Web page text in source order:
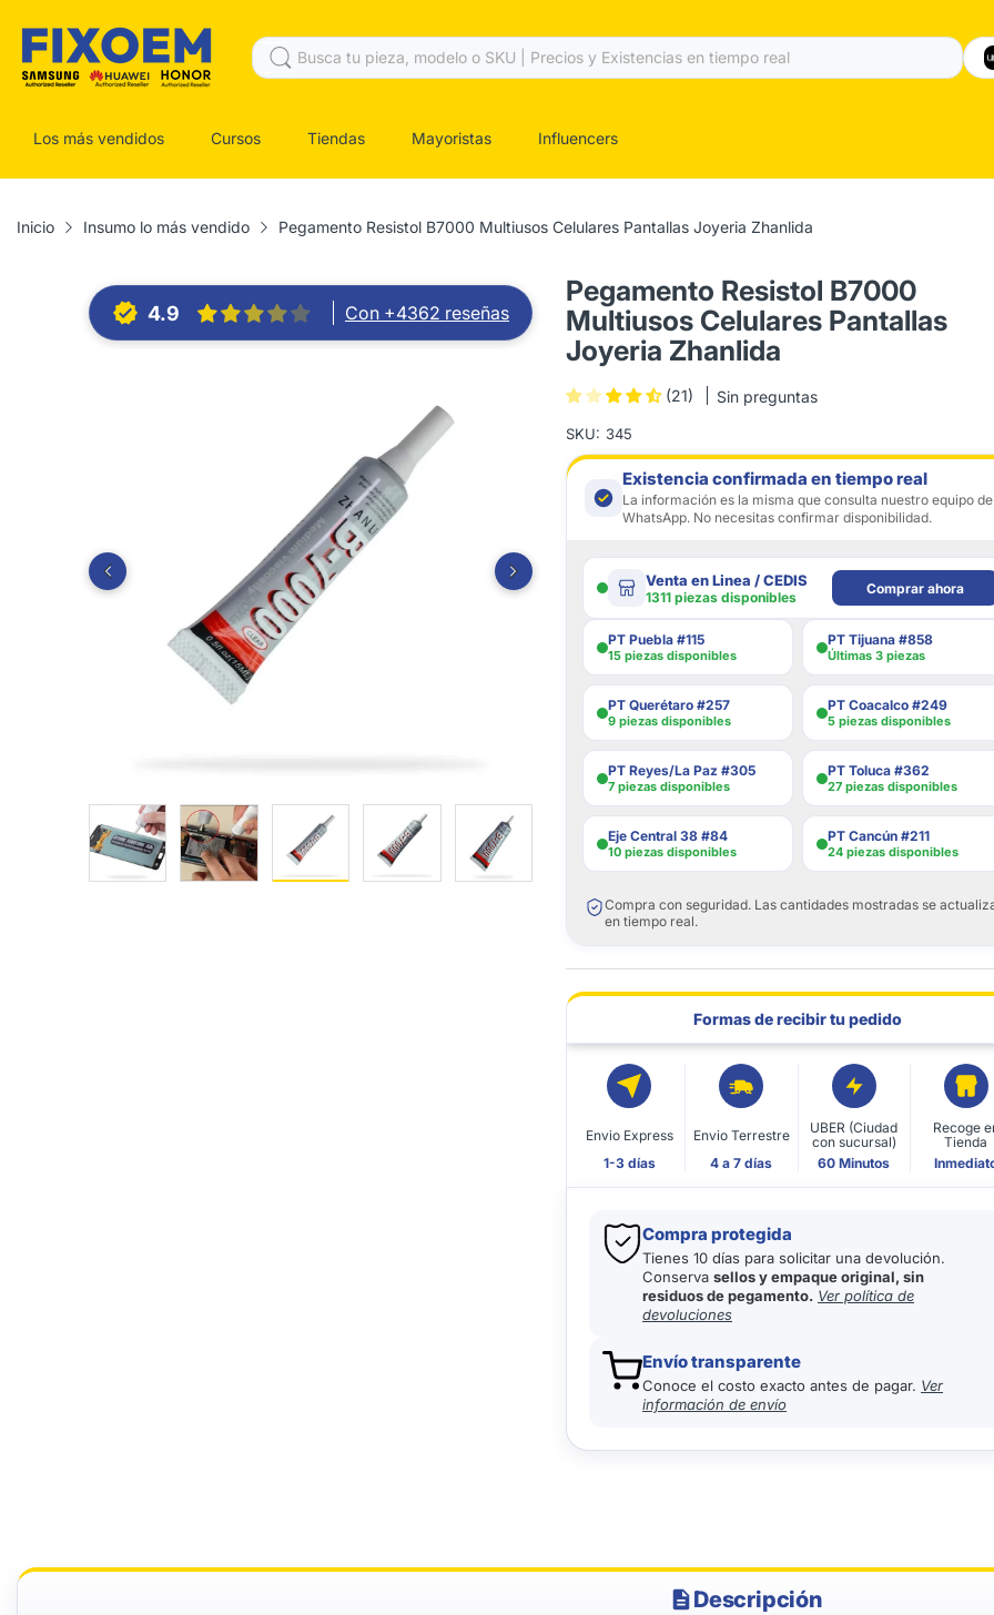
Los más vendidos Cursos Tiendas Mayoristas Influencers
Inicio Insumo lo más vendido Pegamento Resistol B7000 Multiusos Celulares Pantallas Joyeria Zhanlida
4.9 Con +4362 reseñas
Pegamento Resistol B7000
Multiusos Celulares Pantallas
Joyeria Zhanlida
(21) Sin preguntas
SKU: 345
Existencia confirmada en tiempo real
La información es la misma que consulta nuestro equipo de
WhatsApp. No necesitas confirmar disponibilidad.
Venta en Linea / CEDIS
1311 piezas disponibles
Comprar ahora
PT Puebla #115
15 piezas disponibles
PT Tijuana #858
Últimas 3 piezas
PT Querétaro #257
9 piezas disponibles
PT Coacalco #249
5 piezas disponibles
PT Reyes/La Paz #305
7 piezas disponibles
PT Toluca #362
27 piezas disponibles
Eje Central 38 #84
10 piezas disponibles
PT Cancún #211
24 piezas disponibles
Compra con seguridad. Las cantidades mostradas se
en tiempo real.
Formas de recibir tu pedido
Envio Express
1-3 días
Envio Terrestre
4 a 7 días
UBER (Ciudad
con sucursal)
60 Minutos
Recoge
Tienda
Compra protegida
Tienes 10 días para solicitar una devolución.
Conservasellos y empaque original, sin
residuos de pegamento. Ver política de
devoluciones
Envío transparente
Conoce el costo exacto antes de pagar. Ver
información de envío
Descripción